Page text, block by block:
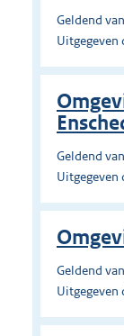
Geldend
Uitgegeven
Geldend
Uitgegeven
Geldend
Uitgegeven